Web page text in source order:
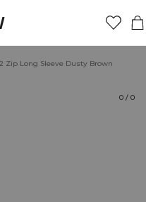
Zip Long Sleeve Dusty Brown
0 / 0